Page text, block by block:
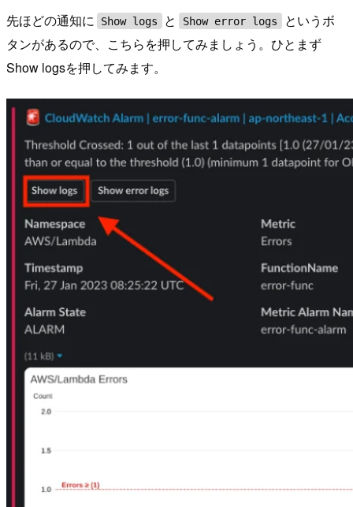
先ほどの通知に Show logs と Show error logs
というボ
タンがあるので、こちらを押してみましょう。ひとまず
Show logsを押してみます。